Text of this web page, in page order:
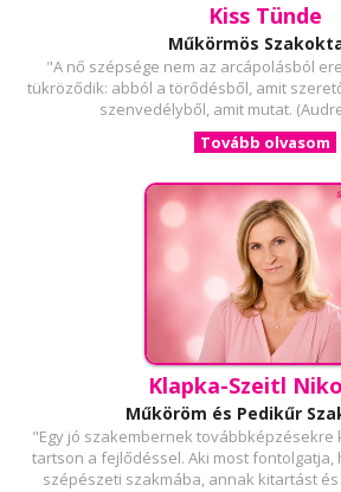
Kiss Tünde
Műkörmös
"A nő szépsége nem az arcápolásból
tükröződik: abból a törődésből, amit
szenvedélyből, amit mutat.
Tovább olvasom
Klapka-Szeitl
Műköröm és Pedikűr
"Egy jó szakembernek továbbképzésekre
tartson a fejlődéssel. Aki most fontolgatja,
szépészeti szakmába, annak kitartást